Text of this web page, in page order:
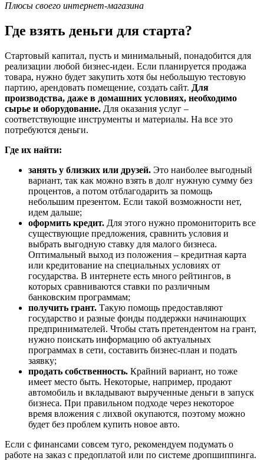
Плюсы своего интернет-магазина
Где взять деньги для старта?
Стартовый капитал, пусть и минимальный, понадобится для
реализации любой бизнес-идеи. Если планируется продажа
товара, нужно будет закупить хотя бы небольшую тестовую
партию, арендовать помещение, создать сайт. Для
производства, даже в домашних условиях, необходимо
сырье и оборудование. Для оказания услуг –
соответствующие инструменты и материалы. На все это
потребуются деньги.
Где их найти:
занять у близких или друзей. Это наиболее выгодный
вариант, так как можно взять в долг нужную сумму без
процентов, а потом отблагодарить за помощь
небольшим презентом. Если такой возможности нет,
идем дальше;
оформить кредит. Для этого нужно промониторить все
существующие предложения, сравнить условия и
выбрать выгодную ставку для малого бизнеса.
Оптимальный выход из положения – кредитная карта
или кредитование на специальных условиях от
государства. В интернете есть много рейтингов, в
которых сравниваются ставки по различным
банковским программам;
получить грант. Такую помощь предоставляют
государство и разные фонды поддержки начинающих
предпринимателей. Чтобы стать претендентом на грант,
нужно поискать информацию об актуальных
программах в сети, составить бизнес-план и подать
заявку;
продать собственность. Крайний вариант, но тоже
имеет место быть. Некоторые, например, продают
автомобиль и вкладывают вырученные деньги в запуск
бизнеса. При правильном подходе через некоторое
время вложения с лихвой окупаются, поэтому можно
будет без проблем купить новое авто.
Если с финансами совсем туго, рекомендуем подумать о
работе на заказ с предоплатой или по системе дропшиппинга.